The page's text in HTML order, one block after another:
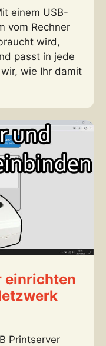
einem USB-
vom Rechner
wird,
passt in jede
wie Ihr damit
einrichten
Printserver